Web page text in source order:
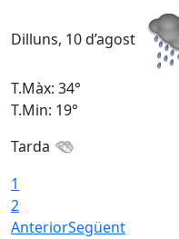
Dilluns, 10 d’agost
T.Màx: 34°
T.Min: 19°
Tarda
1
2
AnteriorSegüent